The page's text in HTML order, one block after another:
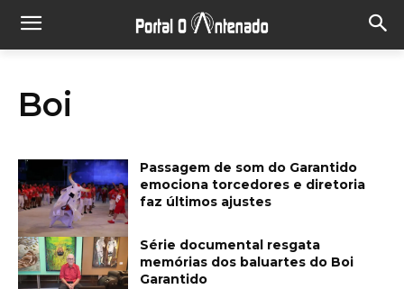
Boi
Passagem de som do Garantido
emociona torcedores e diretoria
faz últimos ajustes
Série documental resgata
memórias dos baluartes do Boi
Garantido